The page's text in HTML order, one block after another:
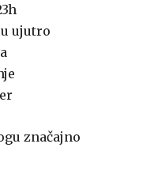
ujutro
značajno